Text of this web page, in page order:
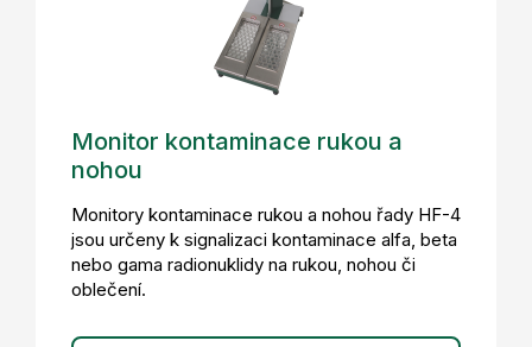
Monitor kontaminace rukou a
nohou
Monitory kontaminace rukou a nohou řady HF-4
jsou určeny k signalizaci kontaminace alfa, beta
nebo gama radionuklidy na rukou, nohou či
oblečení.